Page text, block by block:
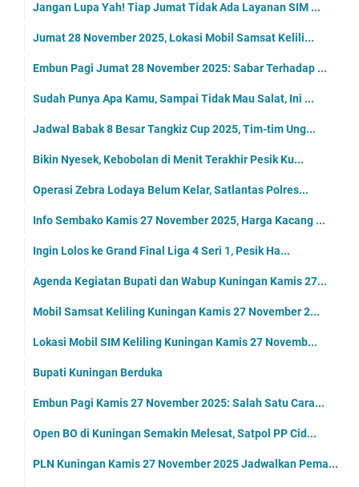
Jangan Lupa Yah! Tiap Jumat Tidak Ada Layanan SIM ...
Jumat 28 November 2025, Lokasi Mobil Samsat Kelili...
Embun Pagi Jumat 28 November 2025: Sabar Terhadap ...
Sudah Punya Apa Kamu, Sampai Tidak Mau Salat, Ini ...
Jadwal Babak 8 Besar Tangkiz Cup 2025, Tim-tim Ung...
Bikin Nyesek, Kebobolan di Menit Terakhir Pesik Ku...
Operasi Zebra Lodaya Belum Kelar, Satlantas Polres...
Info Sembako Kamis 27 November 2025, Harga Kacang ...
Ingin Lolos ke Grand Final Liga 4 Seri 1, Pesik Ha...
Agenda Kegiatan Bupati dan Wabup Kuningan Kamis 27...
Mobil Samsat Keliling Kuningan Kamis 27 November 2...
Lokasi Mobil SIM Keliling Kuningan Kamis 27 Novemb...
Bupati Kuningan Berduka
Embun Pagi Kamis 27 November 2025: Salah Satu Cara...
Open BO di Kuningan Semakin Melesat, Satpol PP Cid...
PLN Kuningan Kamis 27 November 2025 Jadwalkan Pema...